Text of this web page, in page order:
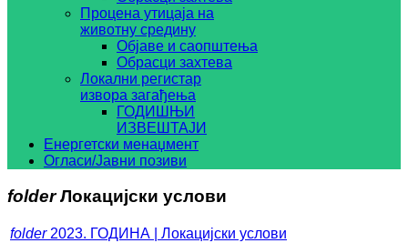
Процена утицаја на
животну средину
Објаве и саопштења
Обрасци захтева
Локални регистар
извора загађења
ГОДИШЊИ
ИЗВЕШТАЈИ
Енергетски менаџмент
Огласи/Јавни позиви
folder Локацијски услови
folder 2023. ГОДИНА | Локацијски услови